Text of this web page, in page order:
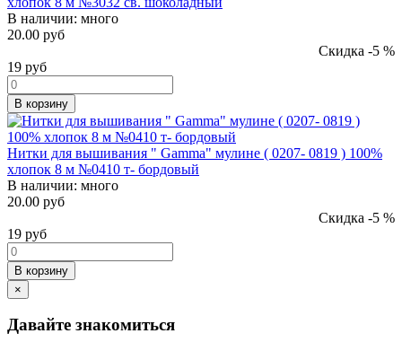
В наличии: много
20.00 руб
Скидка -5 %
19 руб
В корзину
Нитки для вышивания " Gamma" мулине ( 0207- 0819 ) 100%
хлопок 8 м №0410 т- бордовый
В наличии: много
20.00 руб
Скидка -5 %
19 руб
В корзину
×
Давайте знакомиться